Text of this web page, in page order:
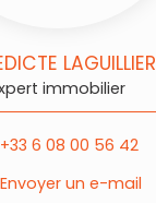
LAGUILLIER
immobilier
+33 6 08 00 56 42
Envoyer un e-mail